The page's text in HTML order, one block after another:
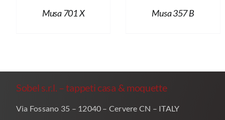
Musa 701 X Musa 357 B
Sobel s.r.l. – tappeti casa & moquette
Via Fossano 35 – 12040 – Cervere CN – ITALY